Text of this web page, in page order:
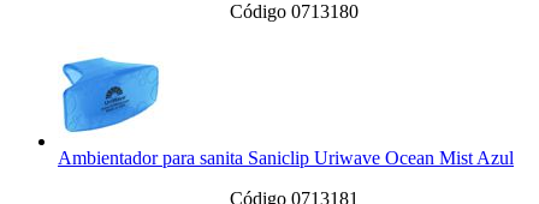
Código 0713180
Ambientador para sanita Saniclip Uriwave Ocean Mist Azul
Código 0713181